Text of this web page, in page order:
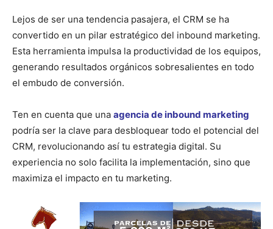
Lejos de ser una tendencia pasajera, el CRM se ha
convertido en un pilar estratégico del inbound marketing.
Esta herramienta impulsa la productividad de los equipos,
generando resultados orgánicos sobresalientes en todo
el embudo de conversión.
Ten en cuenta que una agencia de inbound marketing
podría ser la clave para desbloquear todo el potencial del
CRM, revolucionando así tu estrategia digital. Su
experiencia no solo facilita la implementación, sino que
maximiza el impacto en tu marketing.